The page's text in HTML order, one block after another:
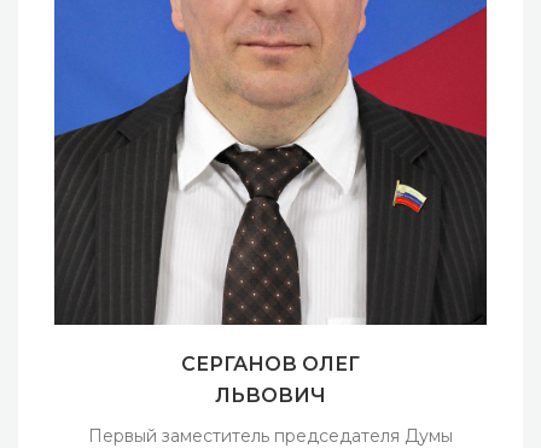
СЕРГАНОВ ОЛЕГ
ЛЬВОВИЧ
Первый заместитель председателя Думы